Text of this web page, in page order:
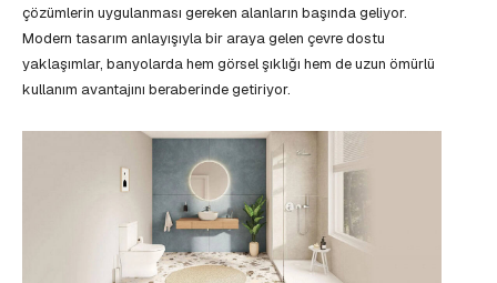
çözümlerin uygulanması gereken alanların başında geliyor.
Modern tasarım anlayışıyla bir araya gelen çevre dostu
yaklaşımlar, banyolarda hem görsel şıklığı hem de uzun ömürlü
kullanım avantajını beraberinde getiriyor.